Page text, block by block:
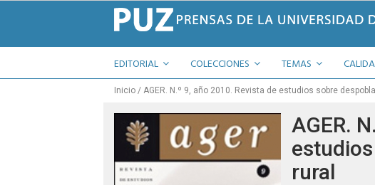
EDITORIAL COLECCIONES TEMAS
Inicio AGER. N.º 9, año 2010. Revista de estudios sobre
AGER.
rural